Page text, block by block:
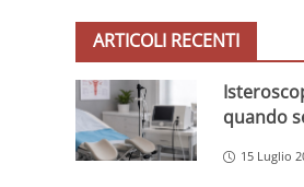
ARTICOLI RECENTI
quando
15 Luglio